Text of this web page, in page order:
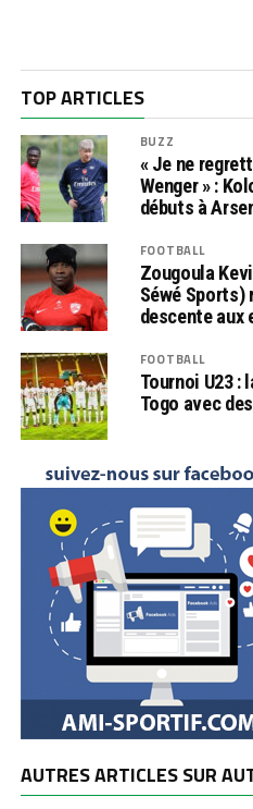
TOP ARTICLES
BUZZ
« Je ne
Wenger » :
débuts à
FOOTBALL
Zougoula
Séwé Sports)
descente aux
FOOTBALL
Tournoi U23 :
Togo avec
AUTRES ARTICLES SUR